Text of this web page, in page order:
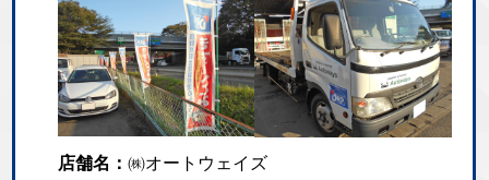
店舗名：㈱オートウェイズ